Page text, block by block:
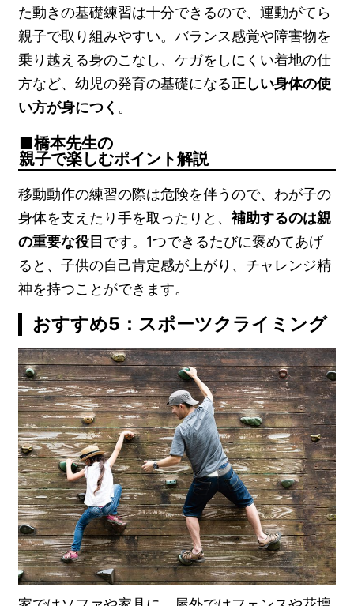
た動きの基礎練習は十分できるので、運動がてら
親子で取り組みやすい。バランス感覚や障害物を
乗り越える身のこなし、ケガをしにくい着地の仕
方など、幼児の発育の基礎になる正しい身体の使
い方が身につく 。
橋本先生の
親子で楽しむポイント解説
移動動作の練習の際は危険を伴うので、わが子の
身体を支えたり手を取ったりと、補助するのは親
の重要な役目 です。1つできるたびに褒めてあげ
ると、子供の自己肯定感が上がり、チャレンジ精
神を持つことができます。
おすすめ5：スポーツクライミング